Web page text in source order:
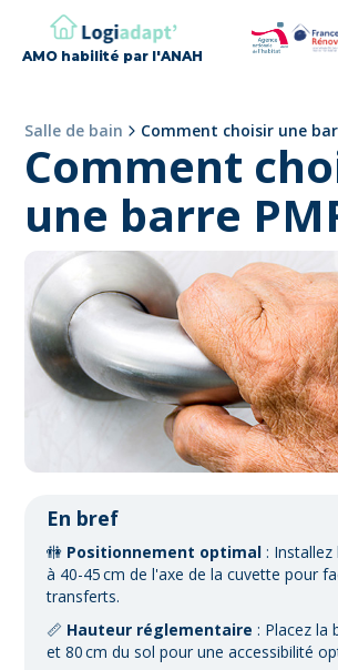
AMO habilité par l'ANAH
Salle de bain Comment choisir une
Comment
une barre
En bref
​🚻 Positionnement optimal : Installez
à 40-45 cm de l'axe de la cuvette pour
transferts.
📏 Hauteur réglementaire : Placez la
et 80 cm du sol pour une accessibilité